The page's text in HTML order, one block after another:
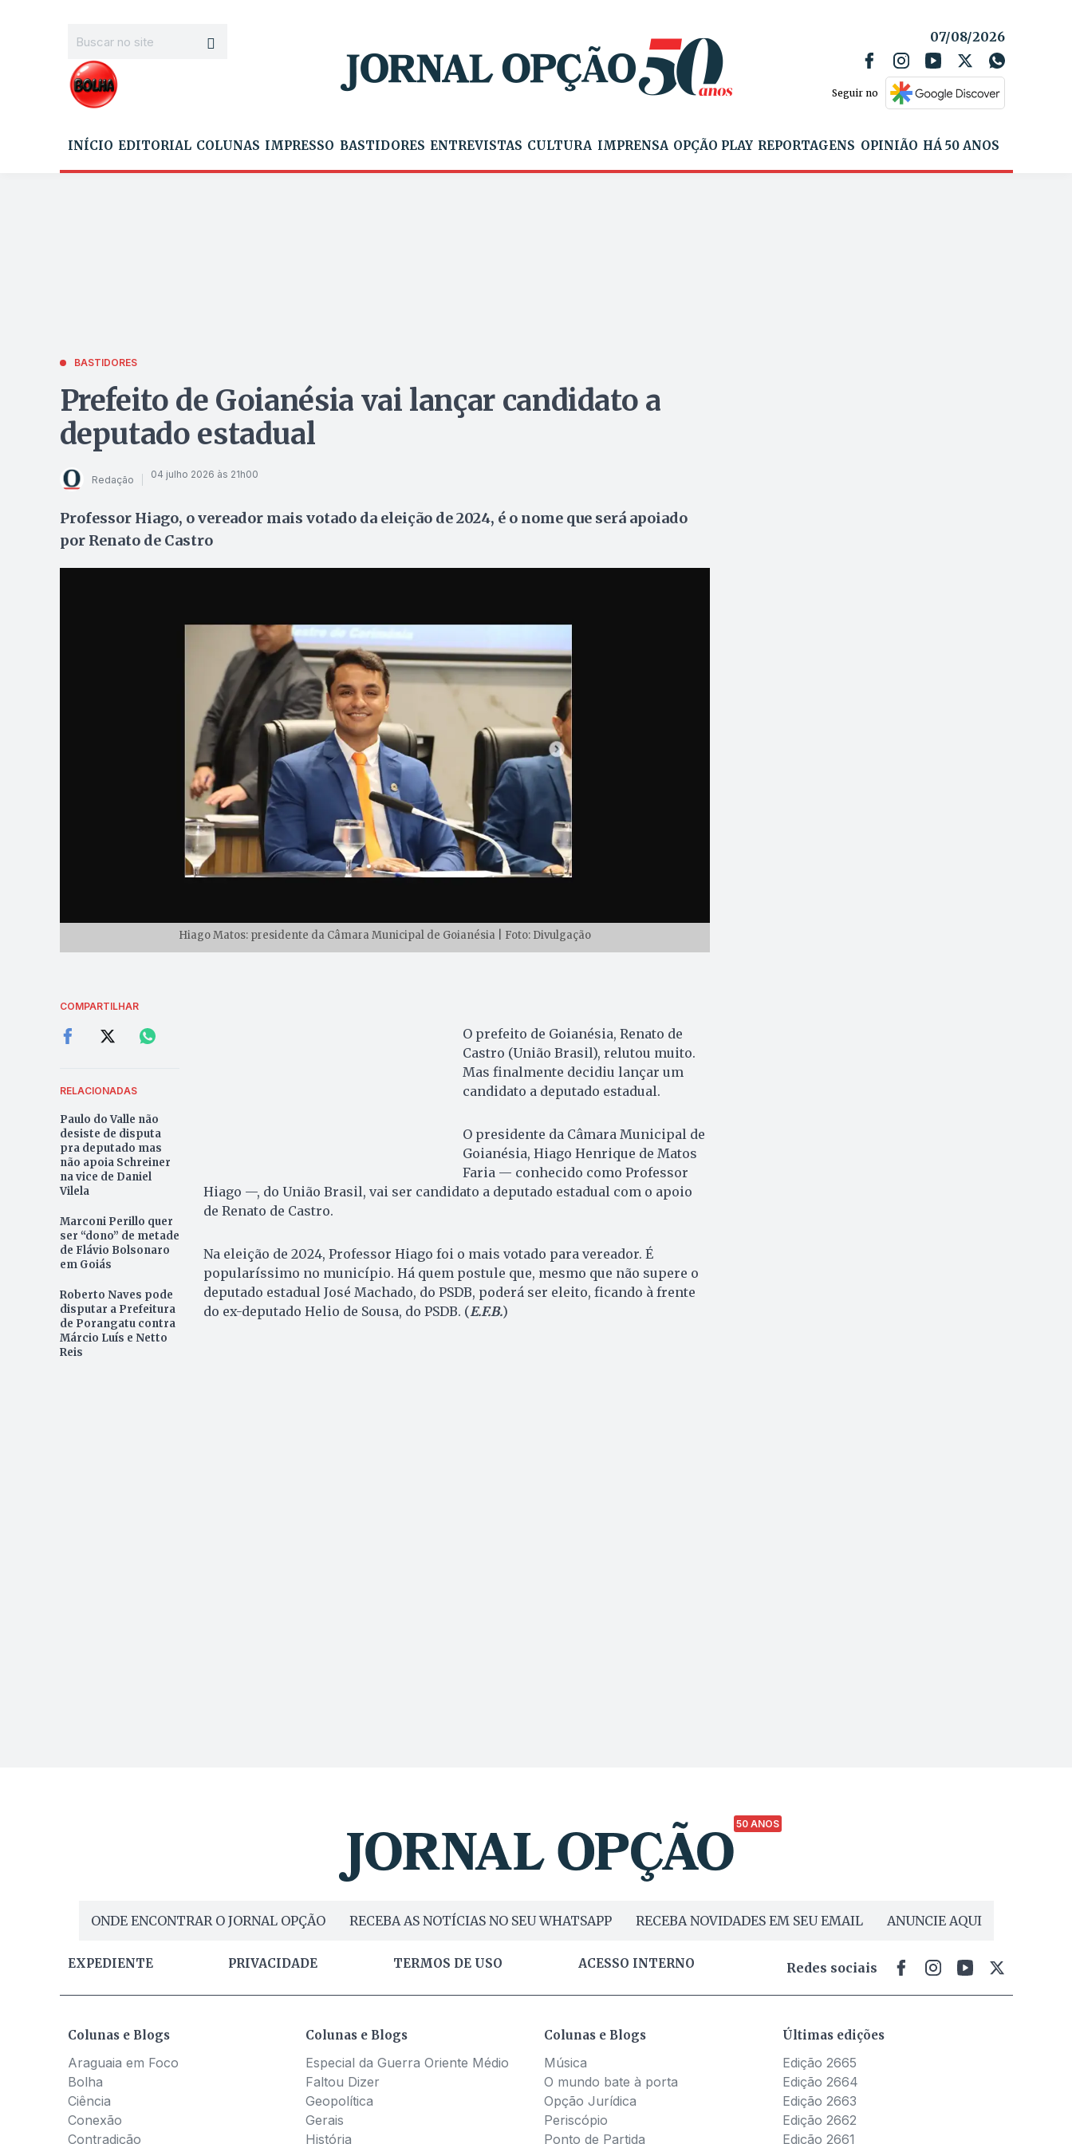
07/08/2026
Seguir no
INÍCIO EDITORIAL COLUNAS IMPRESSO BASTIDORES ENTREVISTAS CULTURA IMPRENSA OPÇÃO PLAY REPORTAGENS OPINIÃO HÁ 50 ANOS
BASTIDORES
Prefeito de Goianésia vai lançar candidato a
deputado estadual
Redação 04 julho 2026 às 21h00
Professor Hiago, o vereador mais votado da eleição de 2024, é o nome que será apoiado
por Renato de Castro
Hiago Matos: presidente da Câmara Municipal de Goianésia | Foto: Divulgação
COMPARTILHAR
RELACIONADAS
Paulo do Valle não
desiste de disputa
pra deputado mas
não apoia Schreiner
na vice de Daniel
Vilela
Marconi Perillo quer
ser “dono” de metade
de Flávio Bolsonaro
em Goiás
Roberto Naves pode
disputar a Prefeitura
de Porangatu contra
Márcio Luís e Netto
Reis
O prefeito de Goianésia, Renato de
Castro (União Brasil), relutou muito.
Mas finalmente decidiu lançar um
candidato a deputado estadual.
O presidente da Câmara Municipal de
Goianésia, Hiago Henrique de Matos
Faria — conhecido como Professor
Hiago —, do União Brasil, vai ser candidato a deputado estadual com o apoio
de Renato de Castro.
Na eleição de 2024, Professor Hiago foi o mais votado para vereador. É
popularíssimo no município. Há quem postule que, mesmo que não supere o
deputado estadual José Machado, do PSDB, poderá ser eleito, ficando à frente
do ex-deputado Helio de Sousa, do PSDB. (E.F.B.)
50 ANOS
ONDE ENCONTRAR O JORNAL OPÇÃO RECEBA AS NOTÍCIAS NO SEU WHATSAPP RECEBA NOVIDADES EM SEU EMAIL ANUNCIE AQUI
EXPEDIENTE PRIVACIDADE TERMOS DE USO ACESSO INTERNO Redes sociais
Colunas e Blogs
Araguaia em Foco
Bolha
Ciência
Conexão
Contradição
Colunas e Blogs
Especial da Guerra Oriente Médio
Faltou Dizer
Geopolítica
Gerais
História
Colunas e Blogs
Música
O mundo bate à porta
Opção Jurídica
Periscópio
Ponto de Partida
Últimas edições
Edição 2665
Edição 2664
Edição 2663
Edição 2662
Edição 2661